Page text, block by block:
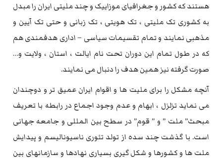
هستند که کشور و جغرافیای موزاییک و چند ملیتی ایران را مبدل
به کشوری تک ملیتی ، تک هویتی ، تک زبانی و حتی تک آیین و
مذهبی نمایند و تمام تقسیمات سیاسی – اداری هدفمندی هم
که در طول تمام این دوران تحت نام ایالت ، استان ، ولایت و…
صورت گرفته نیز همین هدف را دنبال می نمایند.
آنچه مشکل را برای ملیت ها و اقوام ایران عمیق تر و دوچندان
می نماید تزلزل ، ابهام و عدم وجود اجماع در رابطه با تعریف
مبحث” ملت ” و ” قوم” در سطح بین المللی و جامعه جهانی
است. با گذشت چند سده از تولد تئوری ناسیونالیسم و پیدایش
ملت ها و کشورها و شکل گیری بسیاری نهادها و سازمانهای بین